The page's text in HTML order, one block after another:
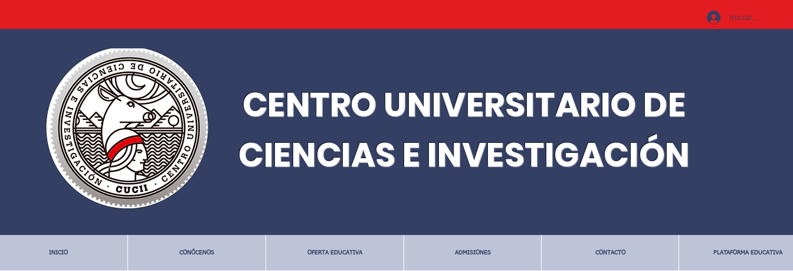
Iniciar sesión
CENTRO UNIVERSITARIO DE
CIENCIAS E INVESTIGACIÓN
INICIO CONÓCENOS OFERTA EDUCATIVA ADMISIONES CONTACTO PLATAFORMA EDUCATIVA